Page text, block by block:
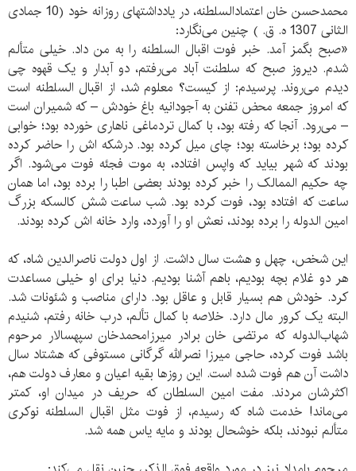
محمدحسن خان اعتمادالسلطنه، در یادداشتهای روزانه خود (10 جمادی
الثانی 1307 ه. ق. ) چنین می‌نگارد:
«صبح بگمز آمد. خبر فوت اقبال السلطنه را به من داد. خیلی متألم
شدم. دیروز صبح که سلطنت آباد می‌رفتم، دو آبدار و یک قهوه چی
دیدم می‌روند. پرسیدم: از کیست؟ معلوم شد، از اقبال السلطنه است
که امروز جمعه محض تفنن به آجودانیه باغ خودش – که شمیران است
– می‌رود. آنجا که رفته بود، با کمال تردماغی ناهاری خورده بود؛ خوابی
کرده بود؛ برخاسته بود؛ چای میل کرده بود. درشکه اش را حاضر کرده
بودند که شهر بیاید که واپس افتاده، به موت فجئه فوت می‌شود. اگر
چه حکیم الممالک را خبر کرده بودند بعضی اطبا را برده بود، اما همان
ساعت که افتاده بود، فوت کرده بود. شب ساعت شش کالسکه بزرگ
امین الدوله را برده بودند، نعش او را آورده، وارد خانه اش کرده بودند.
این شخص، چهل و هشت سال داشت. از اول دولت ناصرالدین شاه، که
هر دو غلام بچه بودیم، باهم آشنا بودیم. دنیا برای او خیلی مساعدت
کرد. خودش هم بسیار قابل و عاقل بود. دارای مناصب و شئونات شد.
البته یک کرور مال دارد. خلاصه با کمال تألم، درب خانه رفتم، شنیدم
شهاب‌الدوله که مرتضی خان برادر میرزامحمدخان سپهسالار مرحوم
باشد فوت کرده، حاجی میرزا نصرالله گرگانی مستوفی که هشتاد سال
داشت آن هم فوت شده است. این روزها بقیه اعیان و معارف دولت هم،
اکثرشان مردند. مفت امین السلطان که حریف در میدان او، کمتر
می‌ماند! خدمت شاه که رسیدم، از فوت مثل اقبال السلطنه نوکری
متألم نبودند، بلکه خوشحال بودند و مایه یاس همه شد.